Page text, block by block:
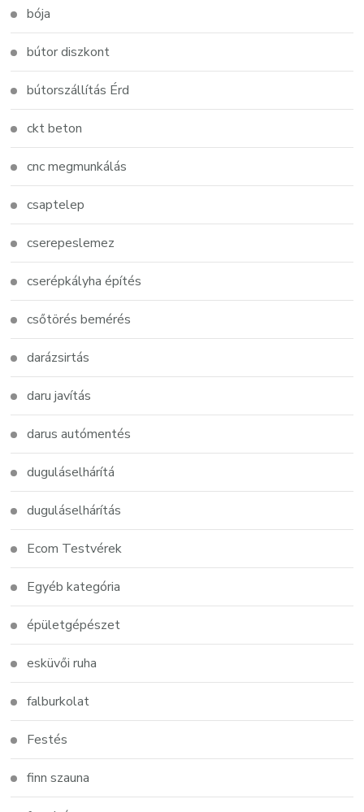
bója
bútor diszkont
bútorszállítás Érd
ckt beton
cnc megmunkálás
csaptelep
cserepeslemez
cserépkályha építés
csőtörés bemérés
darázsirtás
daru javítás
darus autómentés
duguláselhárítá
duguláselhárítás
Ecom Testvérek
Egyéb kategória
épületgépészet
esküvői ruha
falburkolat
Festés
finn szauna